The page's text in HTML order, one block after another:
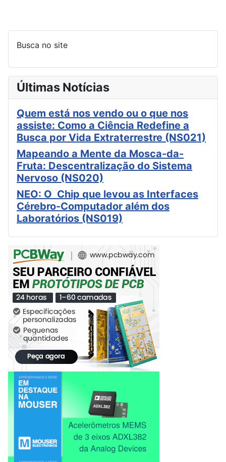
Busca no site
Últimas Notícias
Quem está nos vendo ou o que nos
assiste: Como a Ciência Redefine a
Busca por Vida Extraterrestre (NS021)
Mapeando a Mente da Mosca-da-
Fruta: Descentralização do Sistema
Nervoso (NS020)
NEO: O Chip que levou as Interfaces
Cérebro-Computador além dos
Laboratórios (NS019)